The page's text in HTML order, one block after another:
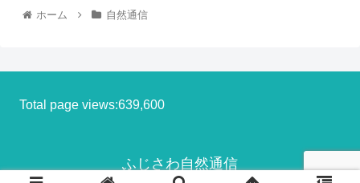
ホーム 自然通信
Total page views:639,600
ふじさわ自然通信